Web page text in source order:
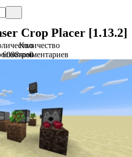
Crop Placer [1.13.2]
6098
Количество
комментариев
0